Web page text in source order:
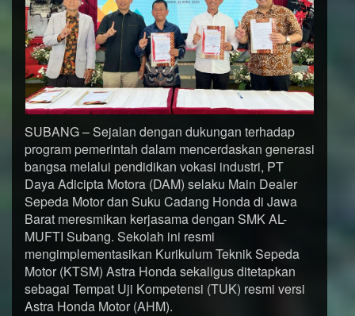
SUBANG – Sejalan dengan dukungan terhadap
program pemerintah dalam mencerdaskan generasi
bangsa melalui pendidikan vokasi industri, PT
Daya Adicipta Motora (DAM) selaku Main Dealer
Sepeda Motor dan Suku Cadang Honda di Jawa
Barat meresmikan kerjasama dengan SMK AL-
MUFTI Subang. Sekolah ini resmi
mengimplementasikan Kurikulum Teknik Sepeda
Motor (KTSM) Astra Honda sekaligus ditetapkan
sebagai Tempat Uji Kompetensi (TUK) resmi versi
Astra Honda Motor (AHM).